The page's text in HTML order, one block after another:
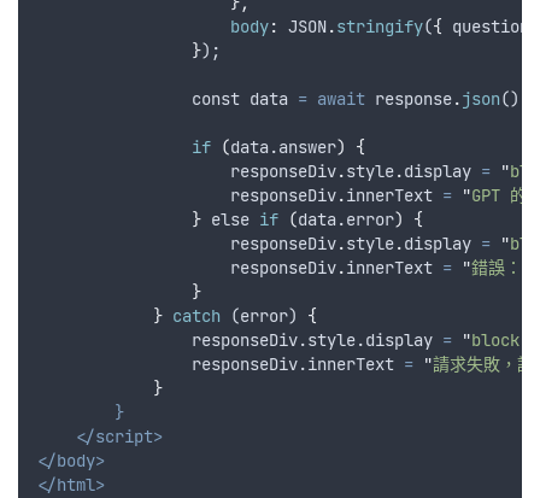
body: JSON.stringify({ question
});
                const
data = await response.json();
if (data.answer)
{
responseDiv.style.display = "
responseDiv.innerText = "GPT 的
} else if (data.error)
{
responseDiv.style.display = "
responseDiv.innerText = "錯誤：
}
} catch (error) {
                responseDiv.style.
display = "block
                responseDiv.
innerText = "請求失敗，請
}
}
</script>
</body>
</html>